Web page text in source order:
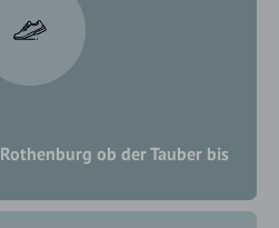
ob der Tauber bis